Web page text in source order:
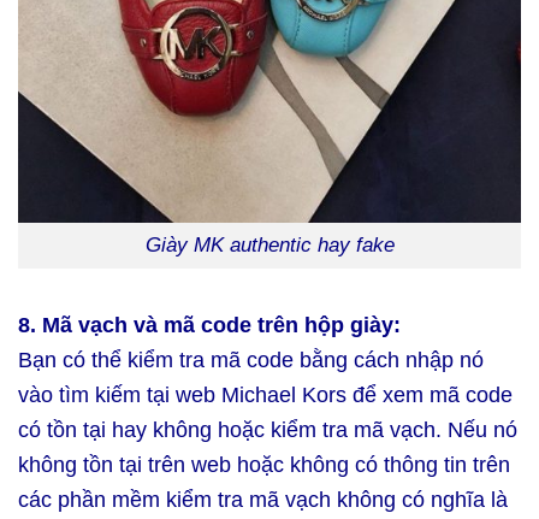
Giày MK authentic hay fake
8. Mã vạch và mã code trên hộp giày:
Bạn có thể kiểm tra mã code bằng cách nhập nó
vào tìm kiếm tại web Michael Kors để xem mã code
có tồn tại hay không hoặc kiểm tra mã vạch. Nếu nó
không tồn tại trên web hoặc không có thông tin trên
các phần mềm kiểm tra mã vạch không có nghĩa là